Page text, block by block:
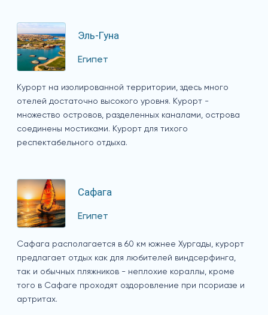
Эль-Гуна
Египет
Курорт на изолированной территории, здесь много
отелей достаточно высокого уровня. Курорт -
множество островов, разделенных каналами, острова
соединены мостиками. Курорт для тихого
респектабельного отдыха.
Сафага
Египет
Сафага располагается в 60 км южнее Хургады, курорт
предлагает отдых как для любителей виндсерфинга,
так и обычных пляжников - неплохие кораллы, кроме
того в Сафаге проходят оздоровление при псориазе и
артритах.